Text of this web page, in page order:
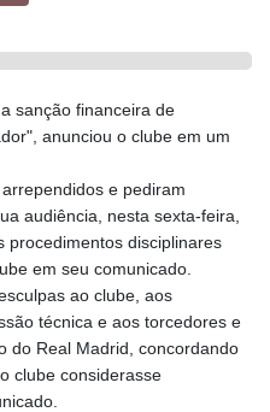
sanção financeira de
anunciou o clube em um
e pediram
audiência, nesta sexta-feira,
procedimentos disciplinares
em seu comunicado.
ao clube, aos
técnica e aos torcedores e
do Real Madrid, concordando
clube considerasse